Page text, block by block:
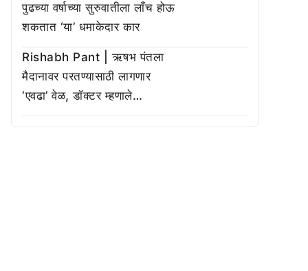
पुढच्या वर्षाच्या सुरुवातीला लाँच होऊ
शकतात ‘या’ धमाकेदार कार
Rishabh Pant | ऋषभ पंतला
मैदानावर परतण्यासाठी लागणार
‘एवढा’ वेळ, डॉक्टर म्हणाले…